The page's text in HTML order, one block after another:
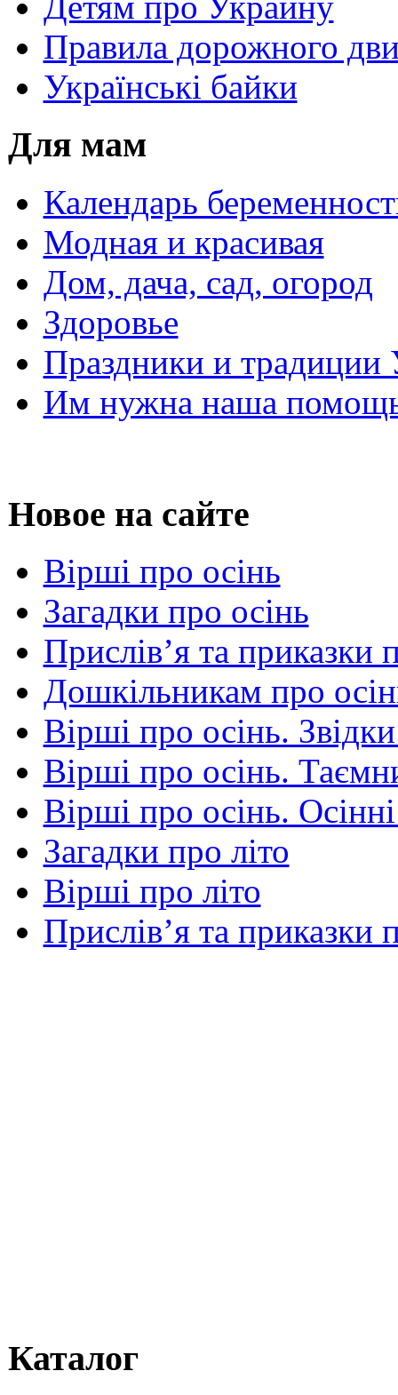
Правила дорожного
Українські байки
Для мам
Календарь
Модная и красивая
Дом, дача, сад, огород
Здоровье
Праздники и традиции
Им нужна наша
Новое на сайте
Вірші про осінь
Загадки про осінь
Прислів’я та приказки
Дошкільникам про
Вірші про осінь.
Вірші про осінь.
Вірші про осінь.
Загадки про літо
Вірші про літо
Прислів’я та приказки
Каталог